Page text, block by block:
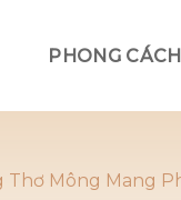
PHONG
Thơ Mông Mang